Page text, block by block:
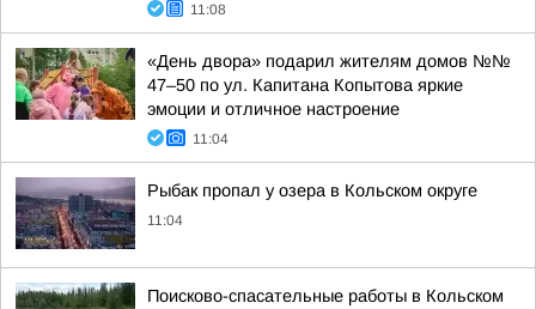
11:08
«День двора» подарил жителям домов №№
47–50 по ул. Капитана Копытова яркие
эмоции и отличное настроение
11:04
Рыбак пропал у озера в Кольском округе
11:04
Поисково-спасательные работы в Кольском